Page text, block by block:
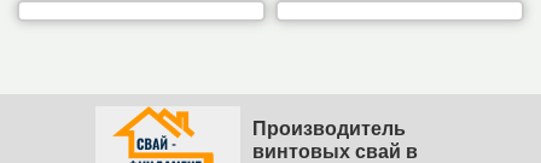
Производитель
винтовых свай в